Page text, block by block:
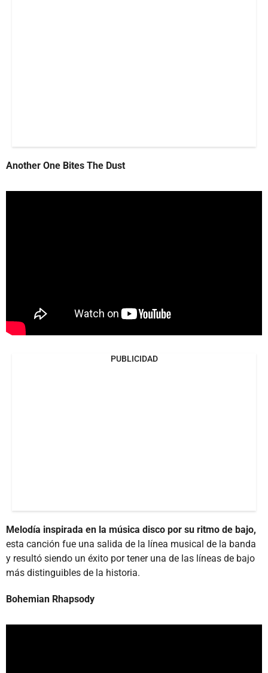
Another One Bites The Dust
PUBLICIDAD
Melodía inspirada en la música disco por su ritmo de bajo,
esta canción fue una salida de la línea musical de la banda
y resultó siendo un éxito por tener una de las líneas de bajo
más distinguibles de la historia.
Bohemian Rhapsody